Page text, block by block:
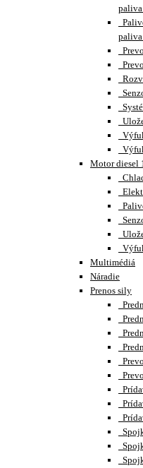
Motor diesel
Multimédiá
Náradie
Prenos sily